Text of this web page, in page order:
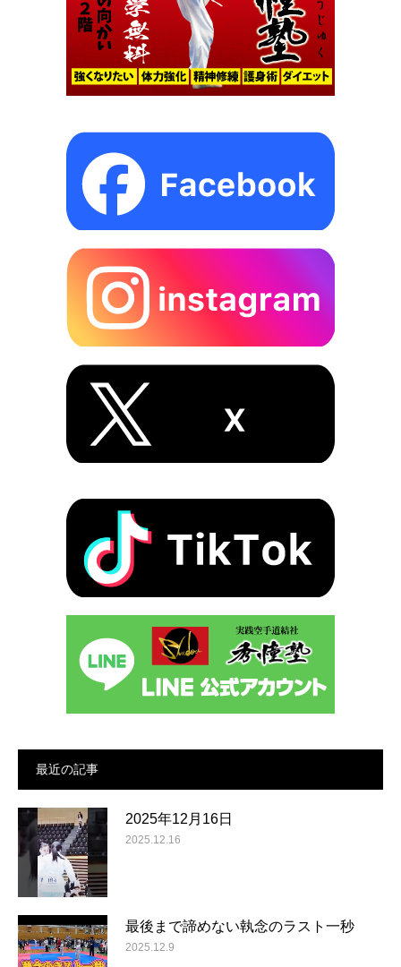
最近の記事
2025年12月16日
2025.12.16
最後まで諦めない執念のラスト一秒
2025.12.9